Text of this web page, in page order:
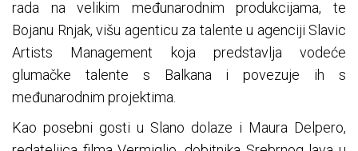
rada na velikim međunarodnim produkcijama, te
Bojanu Rnjak, višu agenticu za talente u agenciji Slavic
Artists Management koja predstavlja vodeće
glumačke talente s Balkana i povezuje ih s
međunarodnim projektima.
Kao posebni gosti u Slano dolaze i Maura Delpero,